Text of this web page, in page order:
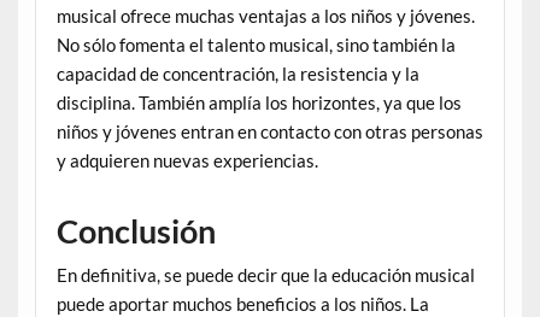
musical ofrece muchas ventajas a los niños y jóvenes.
No sólo fomenta el talento musical, sino también la
capacidad de concentración, la resistencia y la
disciplina. También amplía los horizontes, ya que los
niños y jóvenes entran en contacto con otras personas
y adquieren nuevas experiencias.
Conclusión
En definitiva, se puede decir que la educación musical
puede aportar muchos beneficios a los niños. La